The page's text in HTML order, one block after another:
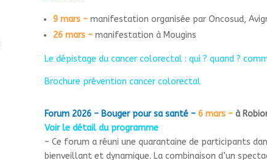
9 mars –manifestation organisée par Oncosud,
26 mars – manifestation à Mougins
Le dépistage du cancer colorectal : qui ? quand ?
Brochure prévention cancer colorectal
Forum 2026 – Bouger pour sa santé – 6 mars –à
Voir le détail du programme
– Ce forum a réuni une quarantaine de participants
bienveillant et dynamique. La combinaison d’un